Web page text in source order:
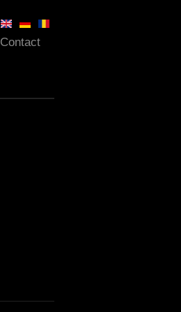
Contact